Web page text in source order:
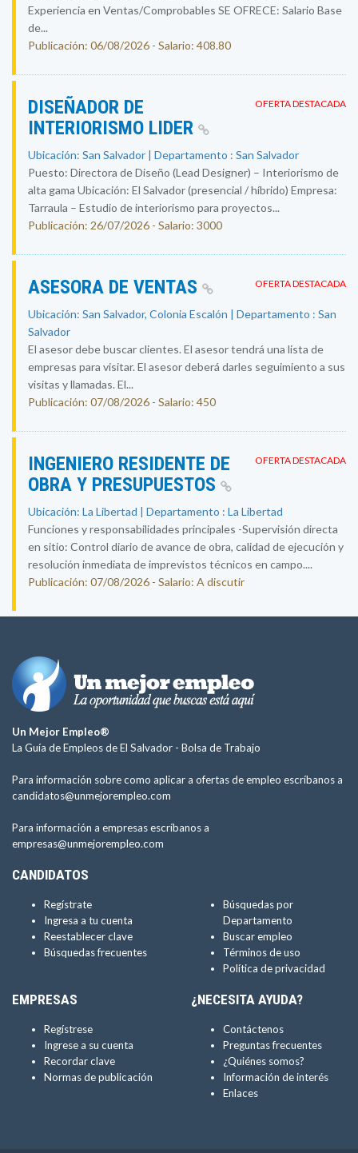
Experiencia en Ventas/Comprobables SE OFRECE: Salario Base
de...
Publicación: 06/08/2026 - Salario: 408.80
OFERTA DESTACADA
DISEÑADOR DE
INTERIORISMO LIDER
Ubicación: San Salvador | Departamento : San Salvador
Puesto: Directora de Diseño (Lead Designer) – Interiorismo de
alta gama Ubicación: El Salvador (presencial / híbrido) Empresa:
Tarraula – Estudio de interiorismo para proyectos...
Publicación: 26/07/2026 - Salario: 3000
OFERTA DESTACADA
ASESORA DE VENTAS
Ubicación: San Salvador, Colonia Escalón | Departamento : San
Salvador
El asesor debe buscar clientes. El asesor tendrá una lista de
empresas para visitar. El asesor deberá darles seguimiento a sus
visitas y llamadas. El...
Publicación: 07/08/2026 - Salario: 450
OFERTA DESTACADA
INGENIERO RESIDENTE DE
OBRA Y PRESUPUESTOS
Ubicación: La Libertad | Departamento : La Libertad
Funciones y responsabilidades principales -Supervisión directa
en sitio: Control diario de avance de obra, calidad de ejecución y
resolución inmediata de imprevistos técnicos en campo....
Publicación: 07/08/2026 - Salario: A discutir
Un Mejor Empleo®
La Guía de Empleos de El Salvador - Bolsa de Trabajo
Para información sobre como aplicar a ofertas de empleo escríbanos a
candidatos@unmejorempleo.com
Para información a empresas escríbanos a
empresas@unmejorempleo.com
CANDIDATOS
Regístrate
Ingresa a tu cuenta
Reestablecer clave
Búsquedas frecuentes
Búsquedas por
Departamento
Buscar empleo
Términos de uso
Política de privacidad
EMPRESAS
Regístrese
Ingrese a su cuenta
Recordar clave
Normas de publicación
¿NECESITA AYUDA?
Contáctenos
Preguntas frecuentes
¿Quiénes somos?
Información de interés
Enlaces